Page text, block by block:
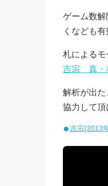
ゲーム数
くなども有
札によるモ
吉宗 真・
解析が出
協力して頂
吉宗(2013